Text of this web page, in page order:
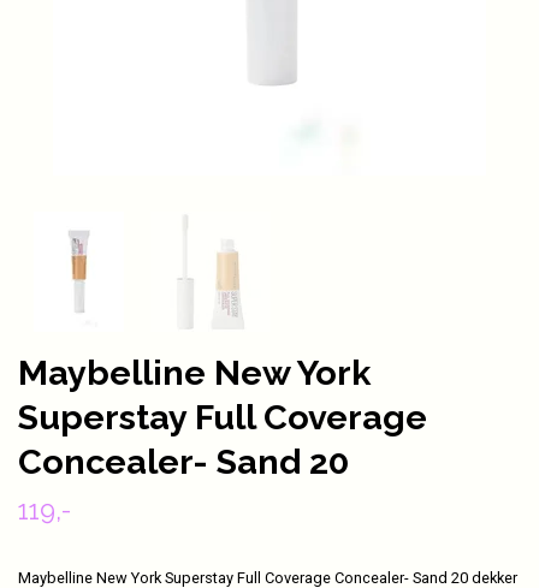
Maybelline New York
Superstay Full Coverage
Concealer- Sand 20
119,-
Maybelline New York Superstay Full Coverage Concealer- Sand 20 dekker